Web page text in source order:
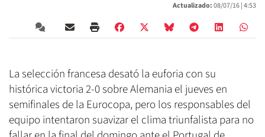
Actualizado:08/07/16 |4:53
La selección francesa desató la euforia con su
histórica victoria 2-0 sobre Alemania el jueves en
semifinales de la Eurocopa, pero los responsables del
equipo intentaron suavizar el clima triunfalista para no